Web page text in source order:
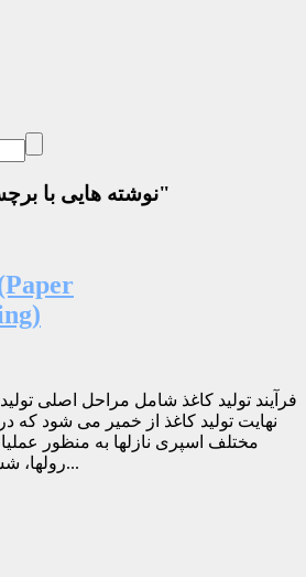
نوشته هایی با برچسب "نازل برش کاغذ"
نهایت تولید کاغذ از خمیر می شود که در
مختلف اسپری نازلها به منظور
رولها، شستشوی خمیر، شستشوی...